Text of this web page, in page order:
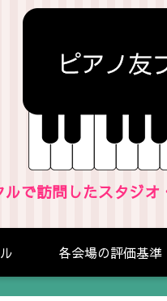
で訪問したスタジ
各会場の評価基準